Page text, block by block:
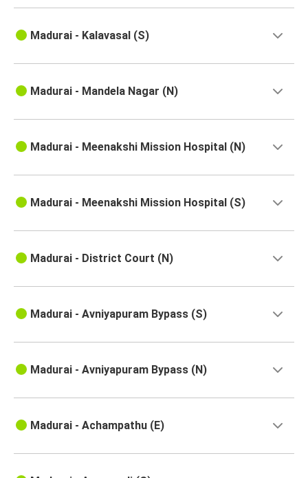
Madurai - Kalavasal (S)
Madurai - Mandela Nagar (N)
Madurai - Meenakshi Mission Hospital (N)
Madurai - Meenakshi Mission Hospital (S)
Madurai - District Court (N)
Madurai - Avniyapuram Bypass (S)
Madurai - Avniyapuram Bypass (N)
Madurai - Achampathu (E)